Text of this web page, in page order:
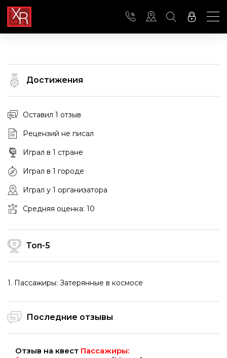
Достижения
Оставил 1 отзыв
Рецензий не писал
Играл в 1 стране
Играл в 1 городе
Играл у 1 организатора
Средняя оценка: 10
Топ-5
1. Пассажиры: Затерянные в космосе
Последние отзывы
Отзыв на квест Пассажиры: